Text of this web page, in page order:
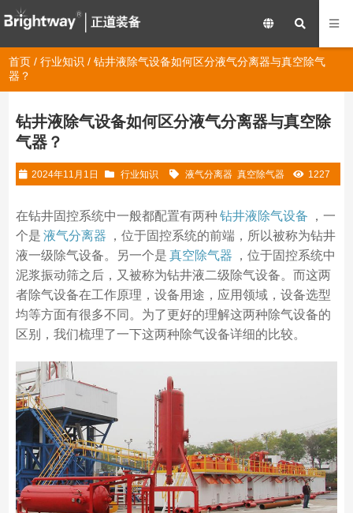
首页 /行业知识 / 钻井液除气设备如何区分液气分离器与真空除气
器？
钻井液除气设备如何区分液气分离器与真空除
气器？
2024年11月1日 行业知识 液气分离器 真空除气器 1227
在钻井固控系统中一般都配置有两种 钻井液除气设备
，一
个是 液气分离器
，位于固控系统的前端，所以被称为钻井
液一级除气设备。另一个是 真空除气器
，位于固控系统中
泥浆振动筛之后，又被称为钻井液二级除气设备。而这两
者除气设备在工作原理，设备用途，应用领域，设备选型
均等方面有很多不同。为了更好的理解这两种除气设备的
区别，我们梳理了一下这两种除气设备详细的比较。